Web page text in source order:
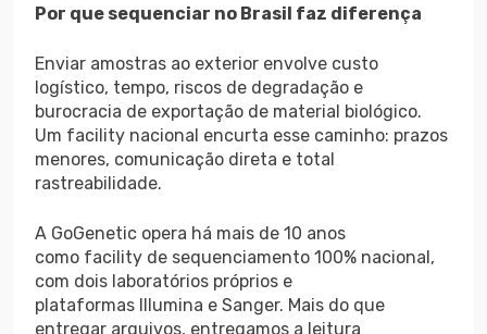
Por que sequenciar no Brasil faz diferença
Enviar amostras ao exterior envolve custo
logístico, tempo, riscos de degradação e
burocracia de exportação de material biológico.
Um facility nacional encurta esse caminho: prazos
menores, comunicação direta e total
rastreabilidade.
A GoGenetic opera há mais de 10 anos
como facility de sequenciamento 100% nacional,
com dois laboratórios próprios e
plataformas Illumina e Sanger. Mais do que
entregar arquivos, entregamos a leitura